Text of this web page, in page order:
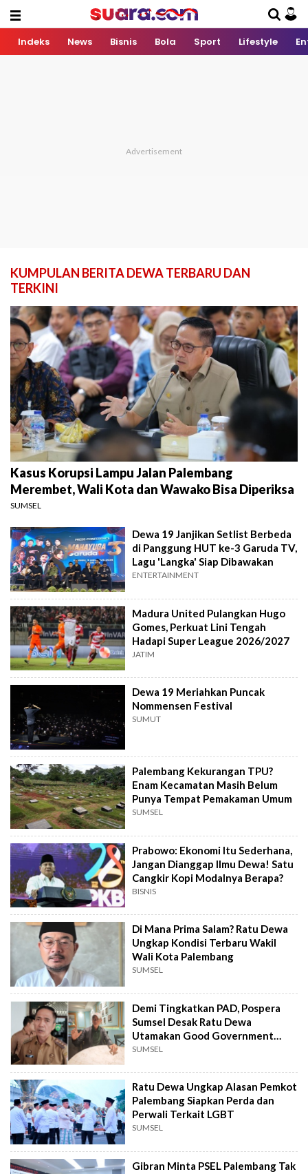
Indeks News Bisnis Bola Sport Lifestyle
KUMPULAN BERITA DEWA TERBARU DAN
TERKINI
Kasus Korupsi Lampu Jalan Palembang
Merembet, Wali Kota dan Wawako Bisa Diperiksa
SUMSEL
Dewa 19 Janjikan Setlist Berbeda
di Panggung HUT ke-3 Garuda TV,
Lagu 'Langka' Siap Dibawakan
ENTERTAINMENT
Madura United Pulangkan Hugo
Gomes, Perkuat Lini Tengah
Hadapi Super League 2026/2027
JATIM
Dewa 19 Meriahkan Puncak
Nommensen Festival
SUMUT
Palembang Kekurangan TPU?
Enam Kecamatan Masih Belum
Punya Tempat Pemakaman Umum
SUMSEL
Prabowo: Ekonomi Itu Sederhana,
Jangan Dianggap Ilmu Dewa! Satu
Cangkir Kopi Modalnya Berapa?
BISNIS
Di Mana Prima Salam? Ratu Dewa
Ungkap Kondisi Terbaru Wakil
Wali Kota Palembang
SUMSEL
Demi Tingkatkan PAD, Pospera
Sumsel Desak Ratu Dewa
Utamakan Good Government
Bapenda Palembang
SUMSEL
Ratu Dewa Ungkap Alasan Pemkot
Palembang Siapkan Perda dan
Perwali Terkait LGBT
SUMSEL
Gibran Minta PSEL Palembang Tak